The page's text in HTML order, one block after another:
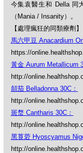
今集袁醫生和 Della 同
（Mania / Insanity）。
【處理瘋狂的同類療劑】
馬六甲豆 Anacardium
https://
黃金 Aurum Metallicum
http://
顛茄 Belladonna 30C：
http://
斑蝥 Cantharis 30C：
http://
黑莨菪 Hyoscyamus
http://